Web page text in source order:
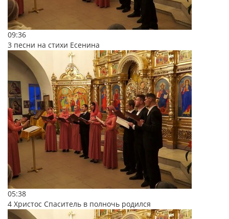
09:36
3 песни на стихи Есенина
05:38
4 Христос Спаситель в полночь родился